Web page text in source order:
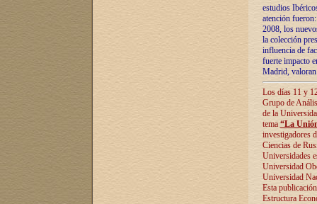
estudios
atención
2008, los
la colección
influencia de
fuerte impacto
Madrid,
Los días 11 y
Grupo de
de la
tema “La
investigadores
Ciencias de
Universidades
Universidad
Universidad
Esta
Estructura